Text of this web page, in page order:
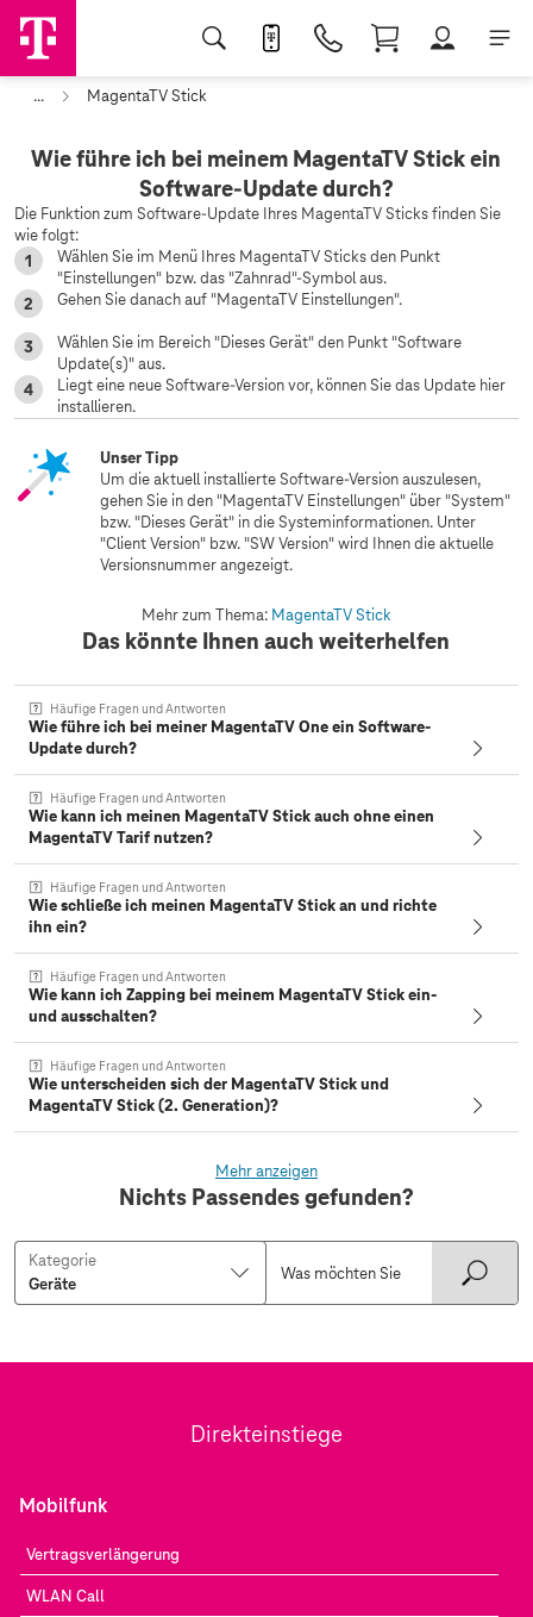
... MagentaTV Stick
Wie führe ich bei meinem MagentaTV Stick ein
Software-Update durch?
Die Funktion zum Software-Update Ihres MagentaTV Sticks finden Sie
wie folgt:
Wählen Sie im Menü Ihres MagentaTV Sticks den Punkt
"Einstellungen" bzw. das "Zahnrad"-Symbol aus.
Gehen Sie danach auf "MagentaTV Einstellungen".
Wählen Sie im Bereich "Dieses Gerät" den Punkt "Software
Update(s)" aus.
Liegt eine neue Software-Version vor, können Sie das Update hier
installieren.
Unser Tipp
Um die aktuell installierte Software-Version auszulesen,
gehen Sie in den "MagentaTV Einstellungen" über "System"
bzw. "Dieses Gerät" in die Systeminformationen. Unter
"Client Version" bzw. "SW Version" wird Ihnen die aktuelle
Versionsnummer angezeigt.
Mehr zum Thema: MagentaTV Stick
Das könnte Ihnen auch weiterhelfen
Häufige Fragen und Antworten
Wie führe ich bei meiner MagentaTV One ein Software-
Update durch?
Häufige Fragen und Antworten
Wie kann ich meinen MagentaTV Stick auch ohne einen
MagentaTV Tarif nutzen?
Häufige Fragen und Antworten
Wie schließe ich meinen MagentaTV Stick an und richte
ihn ein?
Häufige Fragen und Antworten
Wie kann ich Zapping bei meinem MagentaTV Stick ein-
und ausschalten?
Häufige Fragen und Antworten
Wie unterscheiden sich der MagentaTV Stick und
MagentaTV Stick (2. Generation)?
Mehr anzeigen
Nichts Passendes gefunden?
Kategorie
Direkteinstiege
Mobilfunk
Vertragsverlängerung
WLAN Call